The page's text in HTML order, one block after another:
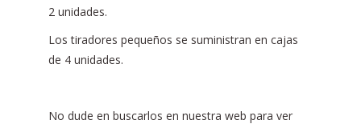
2 unidades.
Los tiradores pequeños se suministran en cajas
de 4 unidades.
No dude en buscarlos en nuestra web para ver